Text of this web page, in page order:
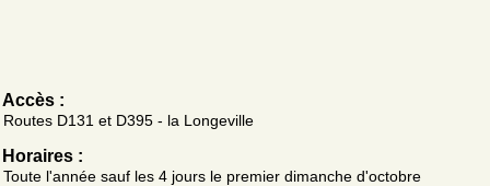
Accès :
Routes D131 et D395 - la Longeville
Horaires :
Toute l'année sauf les 4 jours le premier dimanche d'octobre